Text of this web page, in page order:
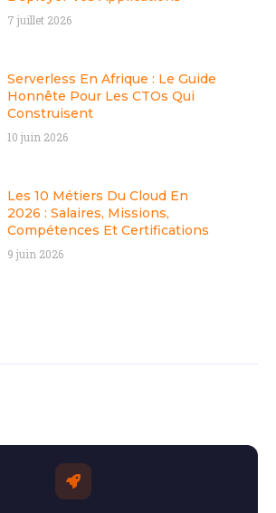
7 juillet 2026
Serverless En Afrique : Le Guide
Honnête Pour Les CTOs Qui
Construisent
10 juin 2026
Les 10 Métiers Du Cloud En
2026 : Salaires, Missions,
Compétences Et Certifications
9 juin 2026